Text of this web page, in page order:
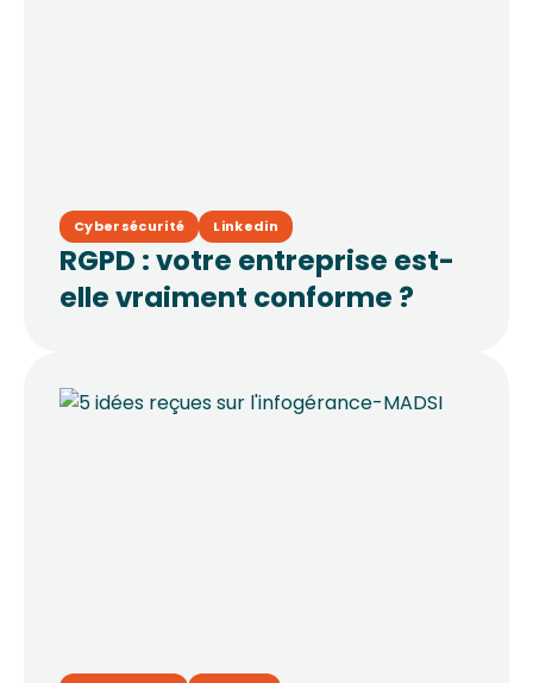
Cybersécurité Linkedin
RGPD : votre entreprise est-
elle vraiment conforme ?